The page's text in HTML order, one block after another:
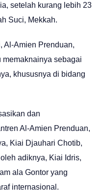
setelah kurang lebih 23
Suci, Mekkah.
Al-Amien Prenduan,
sebagai
khususnya di bidang
dan
Al-Amien Prenduan,
Kiai Djauhari Chotib,
adiknya, Kiai Idris,
ala Gontor yang
internasional.